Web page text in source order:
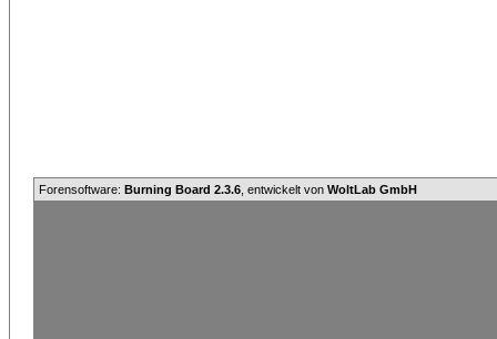
Forensoftware: Burning Board 2.3.6 , entwickelt von WoltLab GmbH